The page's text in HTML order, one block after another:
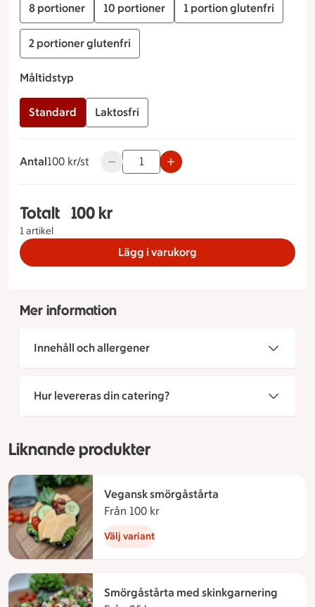
8 portioner 10 portioner 1 portion glutenfri
2 portioner glutenfri
Måltidstyp
Standard Laktosfri
Antal
100 kronor styck
100 kr/st Använd knapparna för att minska eller
Totalt
1 artikel
Totalt 1 stycken Smörgåstårta med
100 kr
Lägg i varukorg
Mer information
Innehåll och allergener
Hur levereras din catering?
Liknande produkter
Vegansk smörgåstårta
Från 100 kr
Välj variant
Smörgåstårta med skinkgarnering